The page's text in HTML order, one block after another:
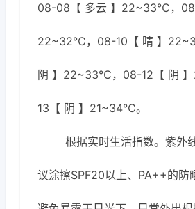
08-08【 多云 】22~33℃，
22~32℃，08-10【 晴 】
阴 】22~33℃，08-12【 阴
13【 阴 】21~34℃。
根据实时生活指数。紫外
议涂擦SPF20以上、PA++的防